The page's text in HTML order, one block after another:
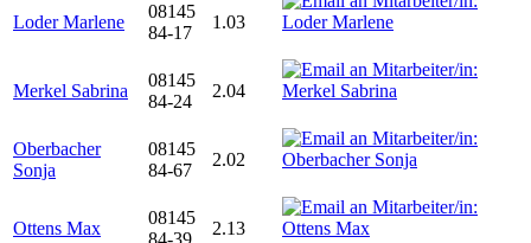
Loder Marlene
08145
84-17
1.03
Merkel Sabrina
08145
84-24
2.04
Oberbacher
Sonja
08145
84-67
2.02
Ottens Max
08145
2.13